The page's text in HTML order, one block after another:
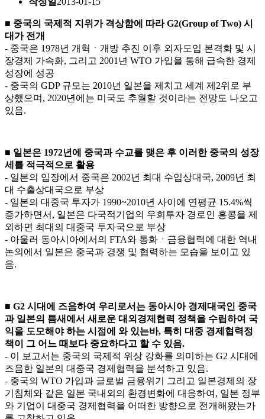
■ 중국의 국제적 지위가 격상함에 따라 G2(Group of Two) 시
대가 전개
- 중국은 1978년 개혁ㆍ개방 추진 이후 외자도입 본격화 및 시
장경제 가속화, 그리고 2001년 WTO 가입을 통해 급속한 경제
성장에 성공
- 중국의 GDP 규모는 2010년 일본을 제치고 세계 제2위로 부
상했으며, 2020년에는 미국도 추월할 것이라는 전망도 나오고
있음.
■ 일본은 1972년에 중국과 수교를 맺은 후 이러한 중국의 성장
세를 적극적으로 활용
- 일본의 입장에서 중국은 2002년 최대 수입상대국, 2009년 최
대 수출상대국으로 부상
- 일본의 대중국 투자가 1990~2010년 사이에 연평균 15.4%씩
증가하면서, 일본은 다국적기업의 우회투자 경로인 홍콩을 제
외하면 최대의 대중국 투자국으로 부상
- 아울러 동아시아에서의 FTA와 통화ㆍ금융협력에 대한 역내
논의에서 일본은 중국과 경쟁 및 협력하는 모습을 보이고 있
음.
■ G2 시대에 즈음하여 우리로서는 동아시아 경제대국인 중국
과 일본의 틈새에서 새로운 대외경제협력 정책을 수립하여 국
익을 도모해야 하는 시점에 와 있는바, 특히 대중 경제협력정
책이 그 어느 때보다 중요하다고 할 수 있음.
- 이 보고서는 중국의 국제적 위상 강화를 의미하는 G2 시대에
즈음한 일본의 대중국 경제협력을 분석하고 있음.
- 중국의 WTO 가입과 글로벌 금융위기 그리고 일본경제의 장
기침체와 같은 일본 국내외의 환경변화에 대응하여, 일본 정부
와 기업이 대중국 경제협력을 어떠한 방향으로 전개해왔는가